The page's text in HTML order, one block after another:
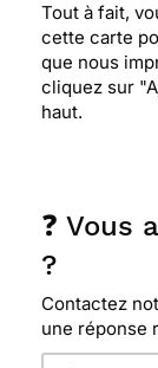
Tout à fait,
cette carte
que nous
cliquez sur
haut.
❓
?
Contactez
une réponse